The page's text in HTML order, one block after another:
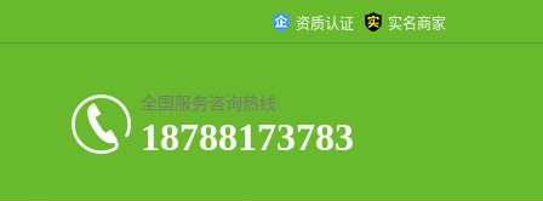
资质认证 实名商家
全国服务咨询热线:
18788173783